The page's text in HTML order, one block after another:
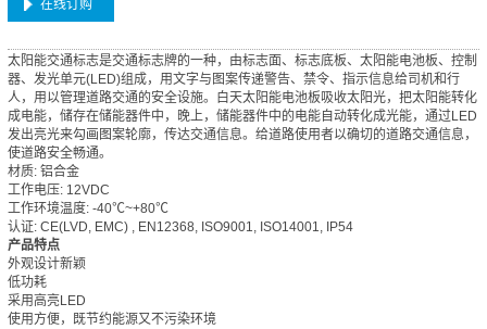
在线订购
太阳能交通标志是交通标志牌的一种，由标志面、标志底板、太阳能电池板、控制
器、发光单元(LED)组成，用文字与图案传递警告、禁令、指示信息给司机和行
人，用以管理道路交通的安全设施。白天太阳能电池板吸收太阳光，把太阳能转化
成电能，储存在储能器件中，晚上，储能器件中的电能自动转化成光能，通过LED
发出亮光来勾画图案轮廓，传达交通信息。给道路使用者以确切的道路交通信息，
使道路安全畅通。
材质: 铝合金
工作电压: 12VDC
工作环境温度: -40℃~+80℃
认证: CE(LVD, EMC) , EN12368, ISO9001, ISO14001, IP54
产品特点
外观设计新颖
低功耗
采用高亮LED
使用方便，既节约能源又不污染环境